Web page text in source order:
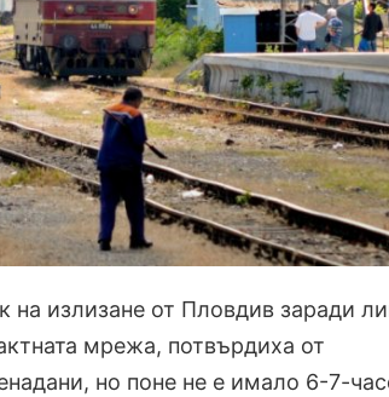
на излизане от Пловдив заради
мрежа, потвърдиха от
но поне не е имало 6-7-